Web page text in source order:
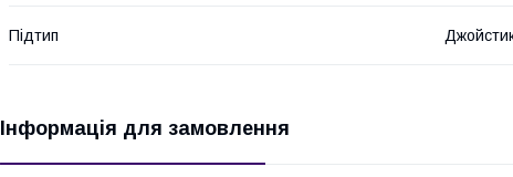
Підтип
Інформація для замовлення